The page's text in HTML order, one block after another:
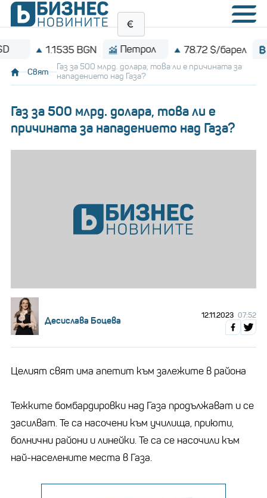
1.1535 BGN Петрол 78.72 $/барел
Свят
Газ за 500 млрд. долара, това ли е причината за
нападението над Газа?
Газ за 500 млрд. долара, това ли е
причината за нападението над Газа?
Десислава Боцева 12.11.2023 07:52
Целият свят има апетит към залежите в района
Тежките бомбардировки над Газа продължават и се
засилват. Те са насочени към училища, приюти,
болнични райони и линейки. Те са се насочили към
най-населените места в Газа.